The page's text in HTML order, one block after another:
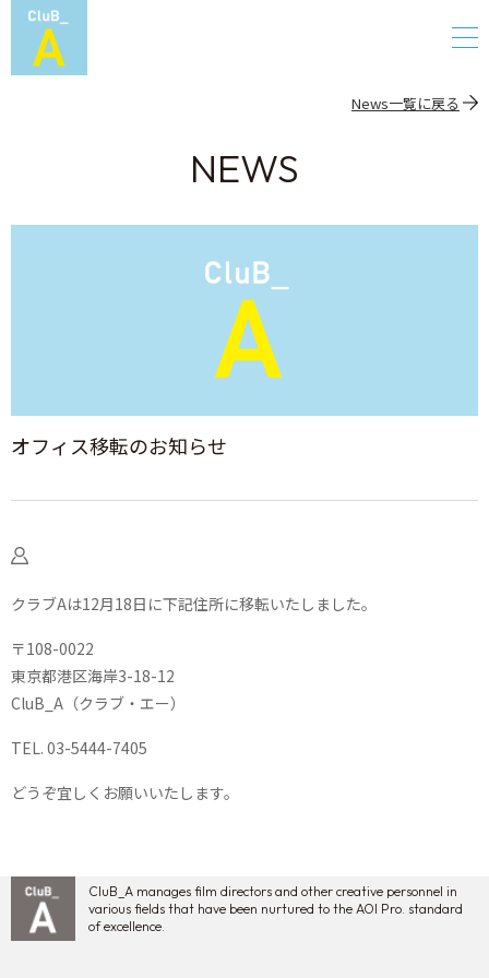
News一覧に戻る
NEWS
オフィス移転のお知らせ
クラブAは12月18日に下記住所に移転いたしました。
〒108-0022
東京都港区海岸3-18-12
CluB_A（クラブ・エー）
TEL. 03-5444-7405
どうぞ宜しくお願いいたします。
CluB_A manages film directors and other creative personnel in
various fields that have been nurtured to the AOI Pro. standard
of excellence.